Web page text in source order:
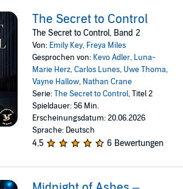
The Secret to Control
The Secret to Control, Band 2
Von: Emily Key, Freya Miles
Gesprochen von: Kevo Adler, Luna-
Marie Herz,Carlos Lunes, Uwe Thoma,
Vayne Hallow, Nathan Crane
Serie:The Secret to Control, Titel 2
Spieldauer: 56 Min.
Erscheinungsdatum: 20.06.2026
Sprache: Deutsch
4,5 6 Bewertungen